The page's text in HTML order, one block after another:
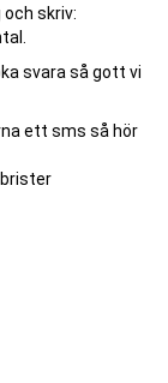
skriv:
svara så gott vi
ett sms så hör